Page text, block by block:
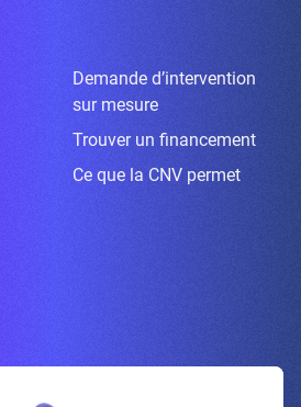
Demande d’intervention
sur mesure
Trouver un financement
Ce que la CNV permet